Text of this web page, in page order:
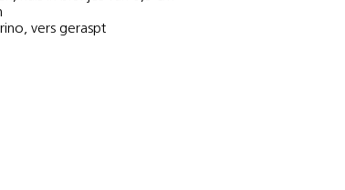
vers geraspt